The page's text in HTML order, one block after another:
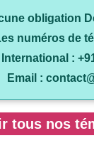
obligation
numéros de
International :
Email :
tous nos